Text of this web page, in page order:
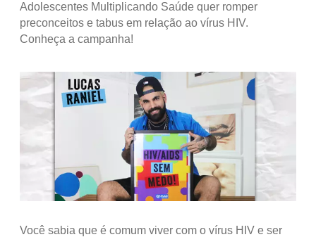
Adolescentes Multiplicando Saúde quer romper
preconceitos e tabus em relação ao vírus HIV.
Conheça a campanha!
Você sabia que é comum viver com o vírus HIV e ser